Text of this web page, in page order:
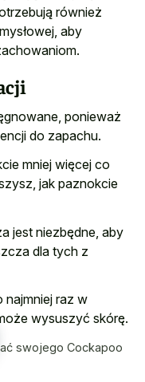
również
aby
.
ponieważ
do zapachu.
mniej więcej co
jak paznokcie
jest niezbędne, aby
dla tych z
raz w
wysuszyć skórę.
swojego Cockapoo